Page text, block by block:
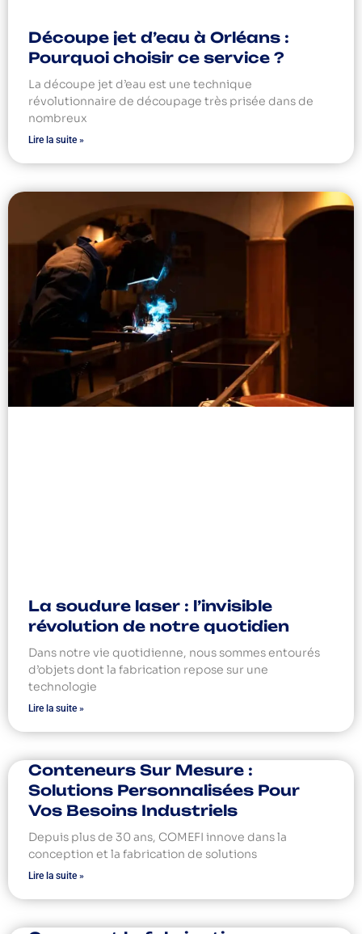
Découpe jet d’eau à Orléans :
Pourquoi choisir ce service ?
La découpe jet d’eau est une technique
révolutionnaire de découpage très prisée dans de
nombreux
Lire la suite »
La soudure laser : l’invisible
révolution de notre quotidien
Dans notre vie quotidienne, nous sommes entourés
d’objets dont la fabrication repose sur une
technologie
Lire la suite »
Conteneurs Sur Mesure :
Solutions Personnalisées Pour
Vos Besoins Industriels
Depuis plus de 30 ans, COMEFI innove dans la
conception et la fabrication de solutions
Lire la suite »